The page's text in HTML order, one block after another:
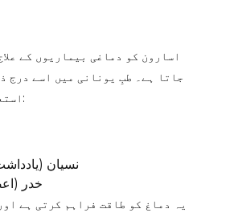
اسارون کو دماغی بیماریوں کے
جاتا ہے۔ طبِ یونانی میں اسے درج
استعمال کیا جاتا ہے:
نسیان
خدر
یہ دماغ کو طاقت فراہم کرتی ہے